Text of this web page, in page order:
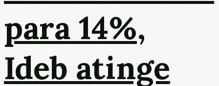
para 14%,
Ideb atinge